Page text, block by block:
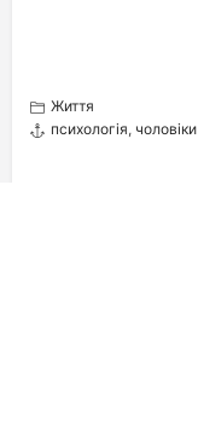
Життя
психологія, чоловіки